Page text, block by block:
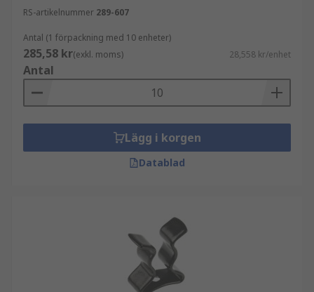
RS-artikelnummer 289-607
Antal (1 förpackning med 10 enheter)
285,58 kr(exkl. moms) 28,558 kr/enhet
Antal
Lägg i korgen
Datablad